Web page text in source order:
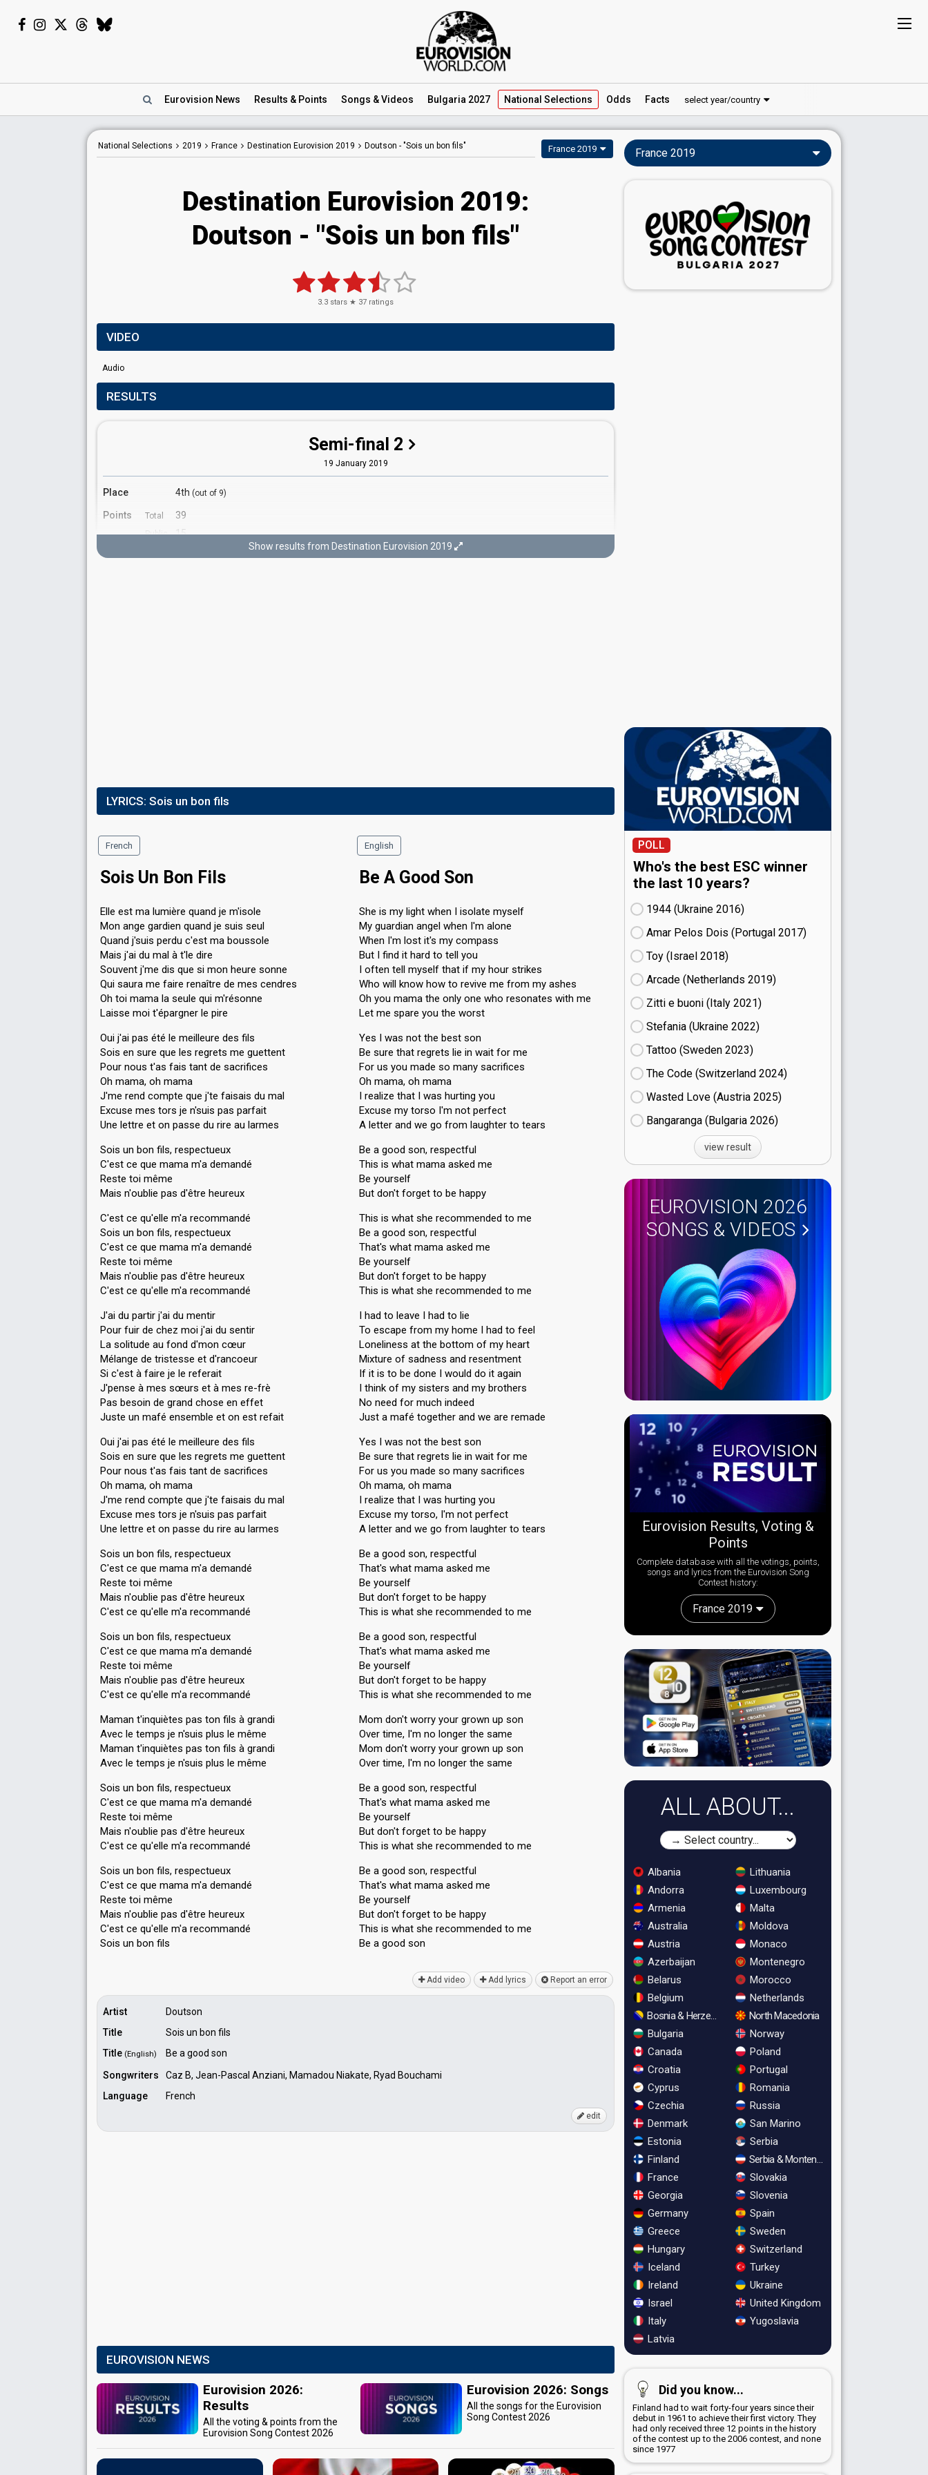
Eurovision News Results & Points Songs & Videos Bulgaria 2027 National Selections Odds Facts select year/country
National Selections 2019 France Destination Eurovision 2019 Doutson - "Sois un bon fils" France 2019
Destination Eurovision 2019:
Doutson - "Sois un bon fils"
3.3 stars ★ 37 ratings
VIDEO
Audio
RESULTS
Semi-final 2
19 January 2019
Place 4th (out of 9)
Points Total 39
Public 15
Show results from Destination Eurovision 2019
LYRICS: Sois un bon fils
French English
Sois Un Bon Fils
Elle est ma lumière quand je m'isole
Mon ange gardien quand je suis seul
Quand j'suis perdu c'est ma boussole
Mais j'ai du mal à t'le dire
Souvent j'me dis que si mon heure sonne
Qui saura me faire renaître de mes cendres
Oh toi mama la seule qui m'résonne
Laisse moi t'épargner le pire
Oui j'ai pas été le meilleure des fils
Sois en sure que les regrets me guettent
Pour nous t'as fais tant de sacrifices
Oh mama, oh mama
J'me rend compte que j'te faisais du mal
Excuse mes tors je n'suis pas parfait
Une lettre et on passe du rire au larmes
Sois un bon fils, respectueux
C'est ce que mama m'a demandé
Reste toi même
Mais n'oublie pas d'être heureux
C'est ce qu'elle m'a recommandé
Sois un bon fils, respectueux
C'est ce que mama m'a demandé
Reste toi même
Mais n'oublie pas d'être heureux
C'est ce qu'elle m'a recommandé
J'ai du partir j'ai du mentir
Pour fuir de chez moi j'ai du sentir
La solitude au fond d'mon cœur
Mélange de tristesse et d'rancoeur
Si c'est à faire je le referait
J'pense à mes sœurs et à mes re-frè
Pas besoin de grand chose en effet
Juste un mafé ensemble et on est refait
Oui j'ai pas été le meilleure des fils
Sois en sure que les regrets me guettent
Pour nous t'as fais tant de sacrifices
Oh mama, oh mama
J'me rend compte que j'te faisais du mal
Excuse mes tors je n'suis pas parfait
Une lettre et on passe du rire au larmes
Sois un bon fils, respectueux
C'est ce que mama m'a demandé
Reste toi même
Mais n'oublie pas d'être heureux
C'est ce qu'elle m'a recommandé
Sois un bon fils, respectueux
C'est ce que mama m'a demandé
Reste toi même
Mais n'oublie pas d'être heureux
C'est ce qu'elle m'a recommandé
Maman t'inquiètes pas ton fils à grandi
Avec le temps je n'suis plus le même
Maman t'inquiètes pas ton fils à grandi
Avec le temps je n'suis plus le même
Sois un bon fils, respectueux
C'est ce que mama m'a demandé
Reste toi même
Mais n'oublie pas d'être heureux
C'est ce qu'elle m'a recommandé
Sois un bon fils, respectueux
C'est ce que mama m'a demandé
Reste toi même
Mais n'oublie pas d'être heureux
C'est ce qu'elle m'a recommаndé
Sois un bon filѕ
Be A Good Son
She is my light when I isolate myself
My guardian angel when I'm alone
When I'm lost it's my compass
But I find it hard to tell you
I often tell myself that if my hour strikes
Who will know how to revive me from my ashes
Oh you mama the only one who resonates with me
Let me spare you the worst
Yes I was not the best son
Be sure that regrets lie in wait for me
For us you made so many sacrifices
Oh mama, oh mama
I realize that I was hurting you
Excuse my torso I'm not perfect
A letter and we go from laughter to tears
Be a good son, respectful
This is what mama asked me
Be yourself
But don't forget to be happy
This is what she recommended to me
Be a good son, respectful
That's what mama asked me
Be yourself
But don't forget to be happy
This is what she recommended to me
I had to leave I had to lie
To escape from my home I had to feel
Loneliness at the bottom of my heart
Mixture of sadness and resentment
If it is to be done I would do it again
I think of my sisters and my brothers
No need for much indeed
Just a mafé together and we are remade
Yes I was not the best son
Be sure that regrets lie in wait for me
For us you made so many sacrifices
Oh mama, oh mama
I realize that I was hurting you
Excuse my torso, I'm not perfect
A letter and we go from laughter to tears
Be a good son, respectful
That's what mama asked me
Be yourself
But don't forget to be happy
This is what she recommended to me
Be a good son, respectful
That's what mama asked me
Be yourself
But don't forget to be happy
This is what she recommended to me
Mom don't worry your grown up son
Over time, I'm no longer the same
Mom don't worry your grown up son
Over time, I'm no longer the same
Be a good son, respectful
That's what mama asked me
Be yourself
But don't forget to be happy
This is what she recommended to me
Be a good son, respectful
That's what mama asked me
Be yourself
But don't forget to be happy
This is what she recommended to me
Be а good ѕon
Add video Add lyrics Report an error
Artist
Doutson
Title
Sois un bon fils
Title (English)
Be a good son
Songwriters
Caz B, Jean-Pascal Anziani, Mamadou Niakate, Ryad Bouchami
Language
French
edit
EUROVISION NEWS
Eurovision 2026:
Results
All the voting & points from the
Eurovision Song Contest 2026
Eurovision 2026: Songs
All the songs for the Eurovision
Song Contest 2026
France 2019
POLL
Who's the best ESC winner
the last 10 years?
1944 (Ukraine
16)
Amar Pelos Dois (Portugal
17)
Toy (Israel
18)
Arcade (Netherlands
19)
Zitti e buoni​ (Italy
21)
Stefania (Ukraine
22)
Tattoo (Sweden
23)
The Code (Switzerland
24)
Wasted Love (Austria
25)
Bangaranga (Bulgaria
26)
view result
EUROVISION 2026
SONGS & VIDEOS
Eurovision Results, Voting &
Points
Complete database with all the votings, points,
songs and lyrics from the Eurovision Song
Contest history:
France 2019
ALL ABOUT...
Albania
Andorra
Armenia
Australia
Austria
Azerbaijan
Belarus
Belgium
Bosnia & Herzegovina
Bulgaria
Canada
Croatia
Cyprus
Czechia
Denmark
Estonia
Finland
France
Georgia
Germany
Greece
Hungary
Iceland
Ireland
Israel
Italy
Latvia
Lithuania
Luxembourg
Malta
Moldova
Monaco
Montenegro
Morocco
Netherlands
North Macedonia
Norway
Poland
Portugal
Romania
Russia
San Marino
Serbia
Serbia & Montenegro
Slovakia
Slovenia
Spain
Sweden
Switzerland
Turkey
Ukraine
United Kingdom
Yugoslavia
Did you know...
Finland had to wait forty-four years since their
debut in 1961 to achieve their first victory. They
had only received three 12 points in the history
of the contest up to the 2006 contest, and none
since 1977